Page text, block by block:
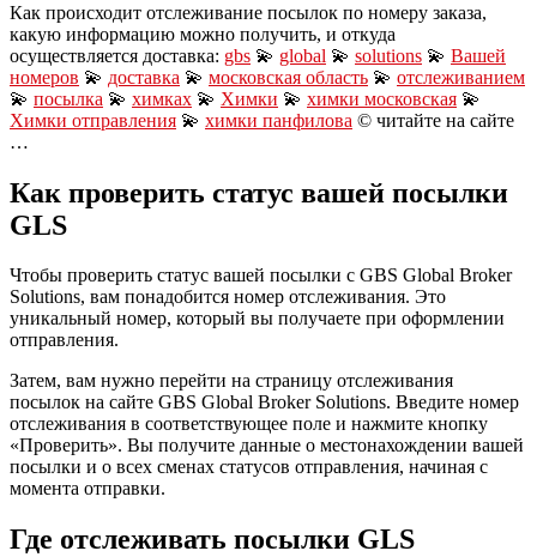
Как происходит отслеживание посылок по номеру заказа,
какую информацию можно получить, и откуда
осуществляется доставка: gbs 💫 global 💫 solutions 💫 Вашей
номеров 💫 доставка 💫 московская область 💫 отслеживанием
💫 посылка 💫 химках 💫 Химки 💫 химки московская 💫
Химки отправления 💫 химки панфилова © читайте на сайте
…
Как проверить статус вашей посылки
GLS
Чтобы проверить статус вашей посылки с GBS Global Broker
Solutions, вам понадобится номер отслеживания. Это
уникальный номер, который вы получаете при оформлении
отправления.
Затем, вам нужно перейти на страницу отслеживания
посылок на сайте GBS Global Broker Solutions. Введите номер
отслеживания в соответствующее поле и нажмите кнопку
«Проверить». Вы получите данные о местонахождении вашей
посылки и о всех сменах статусов отправления, начиная с
момента отправки.
Где отслеживать посылки GLS